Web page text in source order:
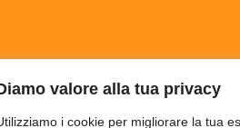
valore alla tua privacy
i cookie per migliorare la tua